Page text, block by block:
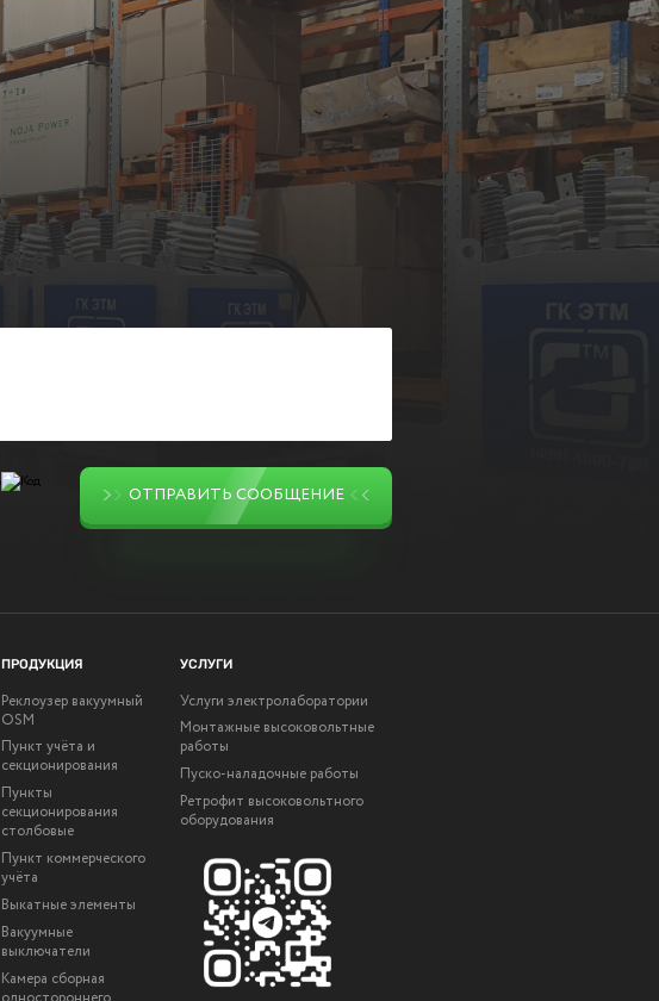
ОТПРАВИТЬ СООБЩЕНИЕ
ПРОДУКЦИЯ
Реклоузер вакуумный
OSM
Пункт учёта и
секционирования
Пункты
секционирования
столбовые
Пункт коммерческого
учёта
Выкатные элементы
Вакуумные
выключатели
Камера сборная
УСЛУГИ
Услуги электролаборатории
Монтажные высоковольтные
работы
Пуско-наладочные работы
Ретрофит высоковольтного
оборудования